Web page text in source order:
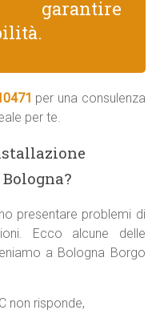
garantire
per una consulenza
per te.
presentare problemi di
Ecco alcune delle
a Bologna Borgo
non risponde,